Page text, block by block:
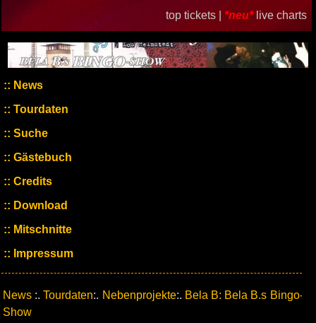
top tickets | *neu* live charts
News
Tourdaten
Suche
Gästebuch
Credits
Download
Mitschnitte
Impressum
News :.Tourdaten:. Nebenprojekte:. Bela B: Bela B.s Bingo-
Show